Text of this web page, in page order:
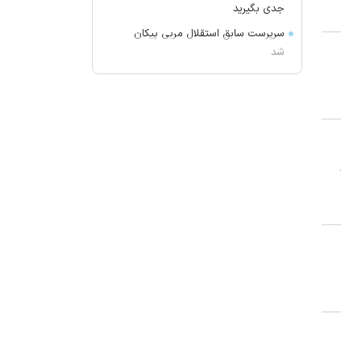
جدی بگیرید
سرپرست سابق استقلال مربی پیکان
شد
راز پخت کوفته تبریزی اصیل